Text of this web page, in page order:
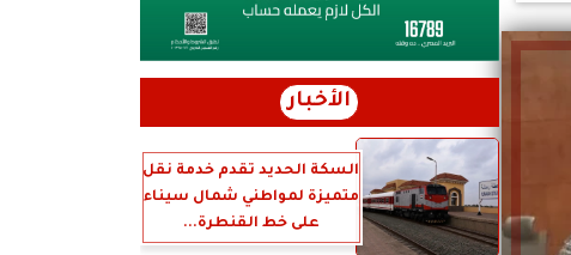
الأخبار
السكة الحديد تقدم خدمة نقل
متميزة لمواطني شمال سيناء
على خط القنطرة...